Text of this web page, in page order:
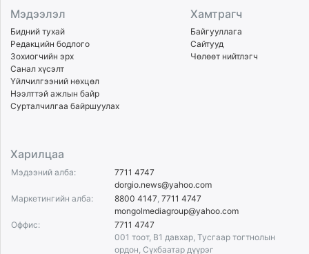
Мэдээлэл
Бидний тухай
Редакцийн бодлого
Зохиогчийн эрх
Санал хүсэлт
Үйлчилгээний нөхцөл
Нээлттэй ажлын байр
Сурталчилгаа байршуулах
Хамтрагч
Байгууллага
Сайтууд
Чөлөөт нийтлэгч
Харилцаа
Мэдээний алба:
7711 4747
dorgio.news@yahoo.com
Маркетингийн алба:
8800 4147, 7711 4747
mongolmediagroup@yahoo.com
Оффис:
7711 4747
001 тоот, B1 давхар, Тусгаар тогтнолын
ордон, Сүхбаатар дүүрэг